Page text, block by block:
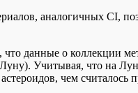
аналогичных CI,
что данные о коллекции
Учитывая, что на
чем